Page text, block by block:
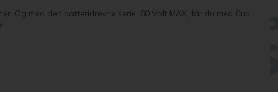
Og med den batteridrevne serie, 60 Volt MAX, får du med Cub